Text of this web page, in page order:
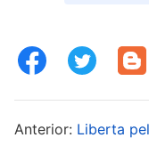
Deus, senti uma
exposta por
Anterior: Liberta